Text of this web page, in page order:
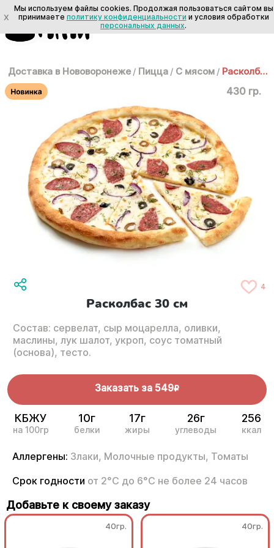
Доставка в Нововоронеже / Пицца / С мясом / Расколбас 30 см
430 гр.
4
Расколбас 30 см
Состав: сервелат, сыр моцарелла, оливки,
маслины, лук шалот, укроп, соус томатный
(основа), тесто.
Заказать за 549R
КБЖУ
на 100гр
10г
белки
17г
жиры
26г
углеводы
256
ккал
Аллергены: Злаки, Молочные продукты, Томаты
Срок годности от 2°С до 6°С не более 24 часов
Добавьте к своему заказу
40гр. 40гр.
X
Мы используем файлы cookies. Продолжая пользоваться сайтом вы
принимаете политику конфиденциальности и условия обработки
персональных данных.